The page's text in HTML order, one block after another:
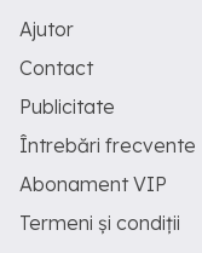
Ajutor
Contact
Publicitate
Întrebări frecvente
Abonament VIP
Termeni și condiții